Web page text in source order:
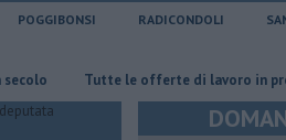
POGGIBONSI RADICONDOLI
​Tutte le offerte di lavoro in provincia di